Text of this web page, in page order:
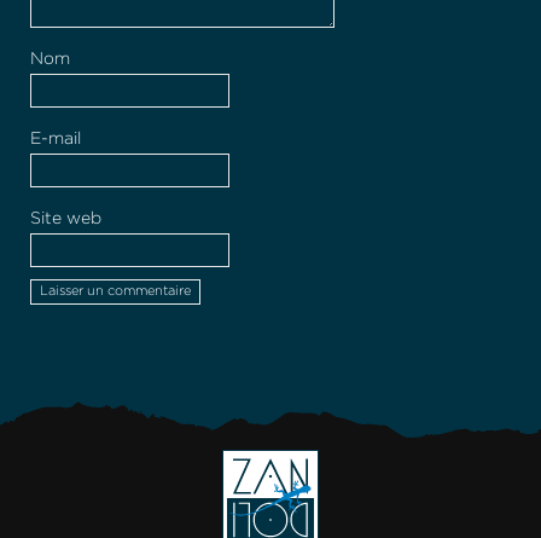
Nom
E-mail
Site web